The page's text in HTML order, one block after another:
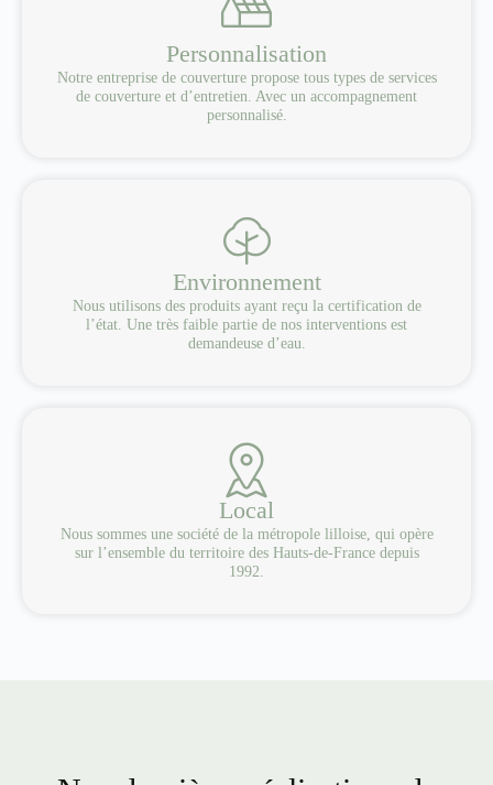
Personnalisation
Notre entreprise de couverture propose tous types de services
de couverture et d’entretien. Avec un accompagnement
personnalisé.
Environnement
Nous utilisons des produits ayant reçu la certification de
l’état. Une très faible partie de nos interventions est
demandeuse d’eau.
Local
Nous sommes une société de la métropole lilloise, qui opère
sur l’ensemble du territoire des Hauts-de-France depuis
1992.